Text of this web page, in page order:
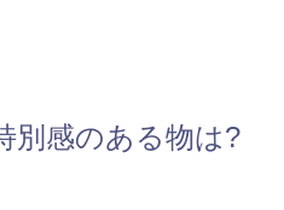
別感のある物は?